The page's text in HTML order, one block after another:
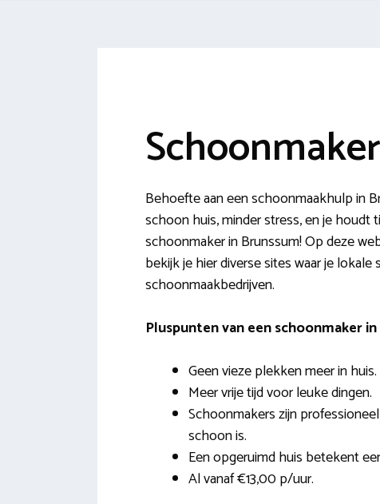
Behoefte aan een schoonmaakhulp in
schoon huis, minder stress, en je houdt
schoonmaker in Brunssum! Op deze
bekijk je hier diverse sites waar je
schoonmaakbedrijven.
Pluspunten van een schoonmaker
Geen vieze plekken meer in huis.
Meer vrije tijd voor leuke dingen.
Schoonmakers zijn
schoon is.
Een opgeruimd huis betekent
Al vanaf €13,00 p/uur.